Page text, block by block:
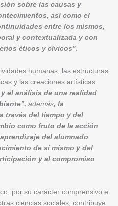
sobre las causas y
así como el
entre los mismos,
y contextualizada y con
éticos y cívicos”
humanas, las estructuras
y las creaciones artísticas
el análisis de una realidad
además, la
través del tiempo y del
como fruto de la acción
del alumnado
de sí mismo y del
y al compromiso
por su carácter comprensivo e
ciencias sociales, contribuye